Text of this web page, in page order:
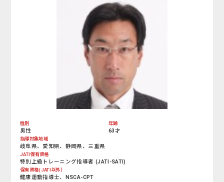
性別
男性
年齢
63才
指導対象地域
岐阜県、愛知県、静岡県、三重県
JATI保有資格
特別上級トレーニング指導者 (JATI-SATI)
保有資格(JATI以外）
健康運動指導士、NSCA-CPT